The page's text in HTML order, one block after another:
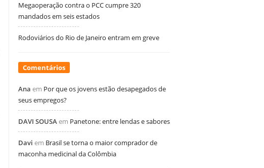
Megaoperação contra o PCC cumpre 320
mandados em seis estados
Rodoviários do Rio de Janeiro entram em greve
Comentários
Ana em Por que os jovens estão desapegados de
seus empregos?
DAVI SOUSAem Panetone: entre lendas e sabores
Davi em Brasil se torna o maior comprador de
maconha medicinal da Colômbia